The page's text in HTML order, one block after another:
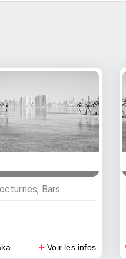
Bars
Voir les infos